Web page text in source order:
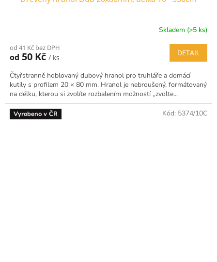
Skladem (>5 ks)
od 41 Kč bez DPH
od 50 Kč / ks
DETAIL
Čtyřstranně hoblovaný dubový hranol pro truhláře a domácí
kutily s profilem 20 × 80 mm. Hranol je nebroušený, formátovaný
na délku, kterou si zvolíte rozbalením možností „zvolte...
Vyrobeno v ČR Kód: 5374/10C